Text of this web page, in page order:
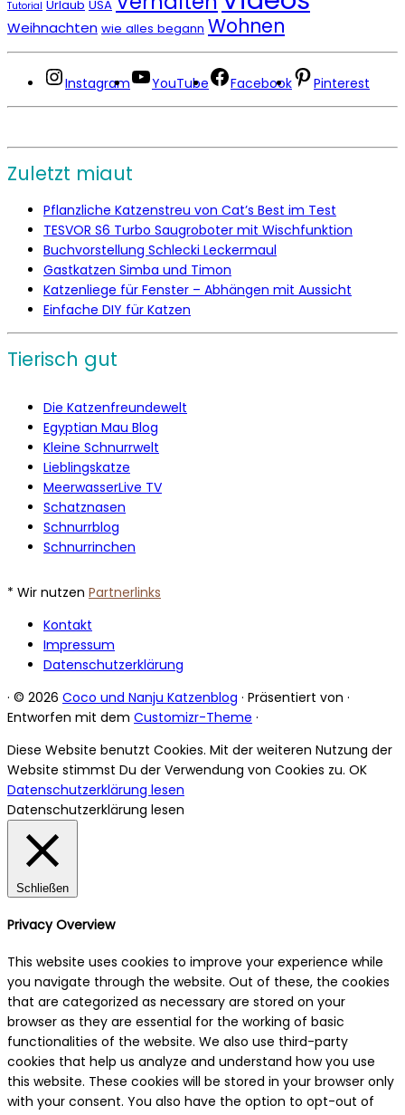
Tutorial Urlaub USA
Weihnachten wie alles begann Wohnen
Instagram YouTube Facebook Pinterest
Zuletzt miaut
Pflanzliche Katzenstreu von Cat’s Best im Test
TESVOR S6 Turbo Saugroboter mit Wischfunktion
Buchvorstellung Schlecki Leckermaul
Gastkatzen Simba und Timon
Katzenliege für Fenster – Abhängen mit Aussicht
Einfache DIY für Katzen
Tierisch gut
Die Katzenfreundewelt
Egyptian Mau Blog
Kleine Schnurrwelt
Lieblingskatze
MeerwasserLive TV
Schatznasen
Schnurrblog
Schnurrinchen
* Wir nutzen Partnerlinks
Kontakt
Impressum
Datenschutzerklärung
· © 2026 Coco und Nanju Katzenblog · Präsentiert von ·
Entworfen mit dem Customizr-Theme ·
Diese Website benutzt Cookies. Mit der weiteren Nutzung der
Website stimmst Du der Verwendung von Cookies zu. OK
Datenschutzerklärung lesen
Datenschutzerklärung lesen
Schließen
Privacy Overview
This website uses cookies to improve your experience while
you navigate through the website. Out of these, the cookies
that are categorized as necessary are stored on your
browser as they are essential for the working of basic
functionalities of the website. We also use third-party
cookies that help us analyze and understand how you use
this website. These cookies will be stored in your browser only
with your consent. You also have the option to opt-out of